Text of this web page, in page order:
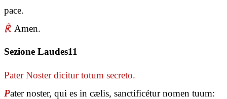
pace.
℟. Amen.
Sezione Laudes11
Pater Nosterdicitur totum secreto.
Pater noster, qui es in cælis, sanctificétur nomen tuum: